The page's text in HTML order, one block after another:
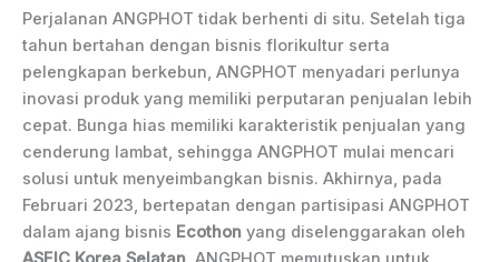
Perjalanan ANGPHOT tidak berhenti di situ. Setelah tiga
tahun bertahan dengan bisnis florikultur serta
pelengkapan berkebun, ANGPHOT menyadari perlunya
inovasi produk yang memiliki perputaran penjualan lebih
cepat. Bunga hias memiliki karakteristik penjualan yang
cenderung lambat, sehingga ANGPHOT mulai mencari
solusi untuk menyeimbangkan bisnis. Akhirnya, pada
Februari 2023, bertepatan dengan partisipasi ANGPHOT
dalam ajang bisnis Ecothon yang diselenggarakan oleh